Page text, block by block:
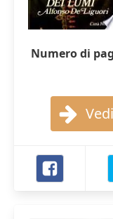
Numero di